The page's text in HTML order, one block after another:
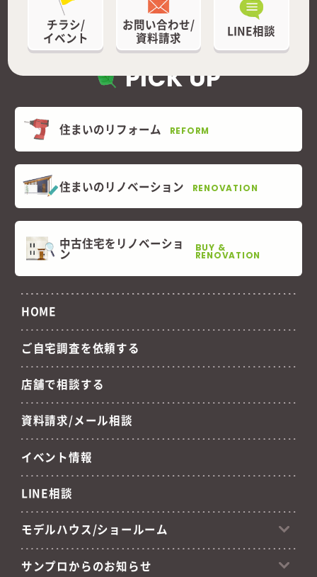
チラシ/
イベント
お問い合わせ/
資料請求
LINE相談
PICK UP
住まいのリフォーム REFORM
住まいのリノベーション RENOVATION
中古住宅をリノベーショ
ン BUY &
RENOVATION
HOME
ご自宅調査を依頼する
店舗で相談する
資料請求/メール相談
イベント情報
LINE相談
モデルハウス/ショールーム
サンプロからのお知らせ